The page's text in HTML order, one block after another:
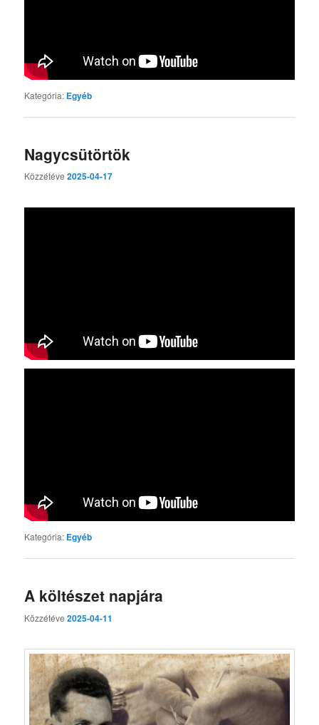
Kategória: Egyéb
Nagycsütörtök
Közzétéve2025-04-17
Kategória: Egyéb
A költészet napjára
Közzétéve2025-04-11